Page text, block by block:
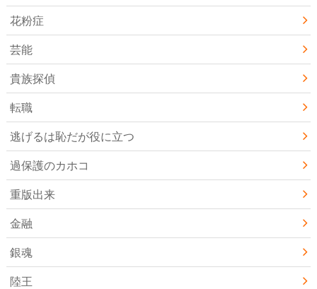
花粉症
芸能
貴族探偵
転職
逃げるは恥だが役に立つ
過保護のカホコ
重版出来
金融
銀魂
陸王